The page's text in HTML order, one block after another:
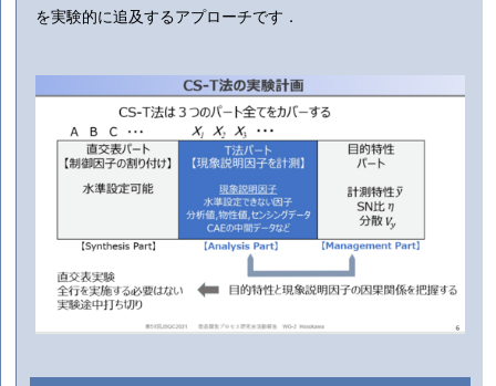
を実験的に追及するアプローチです．